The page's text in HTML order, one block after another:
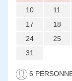
10
11
17
18
24
25
31
6